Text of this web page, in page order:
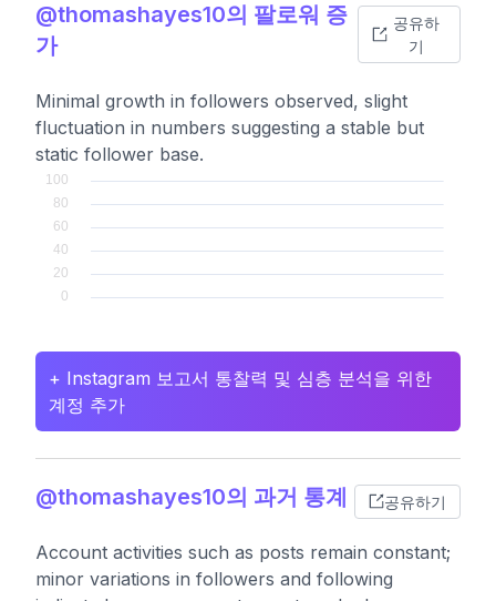
@thomashayes10의 팔로워 증
가
공유하
기
Minimal growth in followers observed, slight
fluctuation in numbers suggesting a stable but
static follower base.
+ Instagram 보고서 통찰력 및 심층 분석을 위한
계정 추가
@thomashayes10의 과거 통계 공유하기
Account activities such as posts remain constant;
minor variations in followers and following